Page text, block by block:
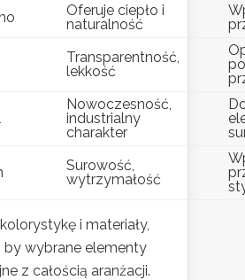
Oferuje ciepło i
naturalność
Transparentność,
lekkość
Nowoczesność,
industrialny
charakter
Surowość,
wytrzymałość
i materiały,
by wybrane elementy
z całością aranżacji.